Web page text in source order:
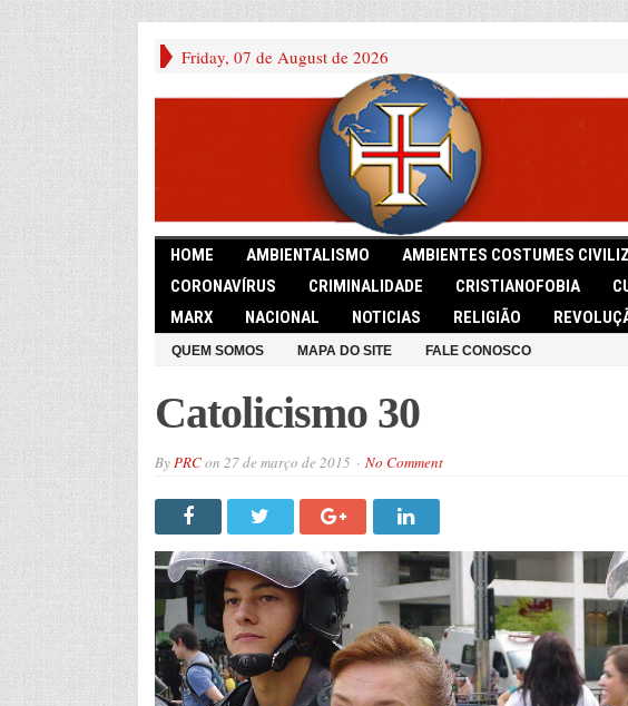
Friday, 07 de August de 2026
HOME AMBIENTALISMO AMBIENTES COSTUMES
CORONAVÍRUS
CRIMINALIDADE CRISTIANOFOBIA
MARX
NACIONAL NOTICIAS RELIGIÃO
QUEM SOMOS MAPA DO SITE FALE CONOSCO
Catolicismo 30
ByPRCon 27 de março de 2015 No Comment